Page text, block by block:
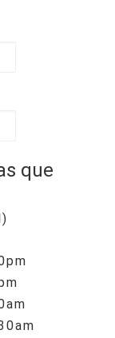
que